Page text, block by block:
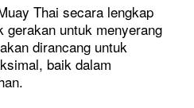
Thai secara lengkap
untuk menyerang
dirancang untuk
baik dalam